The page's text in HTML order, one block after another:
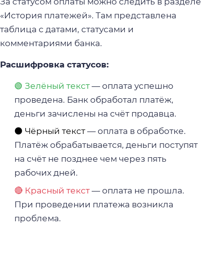
«История платежей». Там представлена
таблица с датами, статусами и
комментариями банка.
Расшифровка статусов:
🟢 Зелёный текст— оплата успешно
проведена. Банк обработал платёж,
деньги зачислены на счёт продавца.
⚫ Чёрный текст— оплата в обработке.
Платёж обрабатывается, деньги поступят
на счёт не позднее чем через пять
рабочих дней.
🔴 Красный текст— оплата не прошла.
При проведении платежа возникла
проблема.